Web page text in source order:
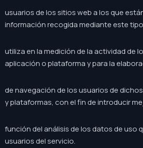
usuarios de los sitios web a los que
información recogida mediante este
utiliza en la medición de la actividad de
aplicación o plataforma y para la
de navegación de los usuarios de
y plataformas, con el fin de introducir
función del análisis de los datos de uso
usuarios del servicio.